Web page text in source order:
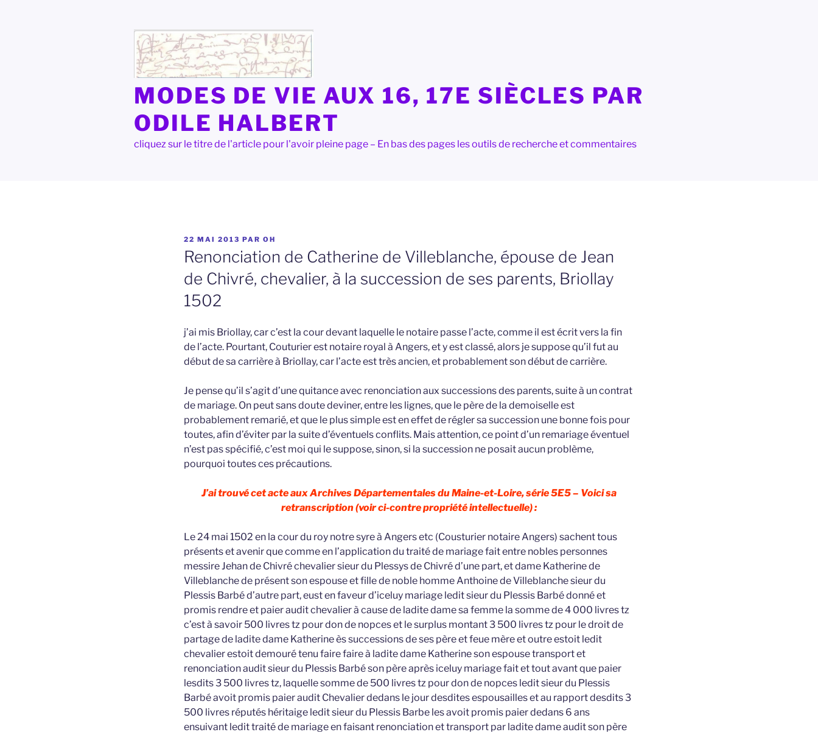
MODES DE VIE AUX 16, 17E SIÈCLES PAR
ODILE HALBERT
cliquez sur le titre de l'article pour l'avoir pleine page – En bas des pages les outils de recherche et commentaires
PUBLIÉ
LE
22 MAI 2013 PAR OH
Renonciation de Catherine de Villeblanche, épouse de Jean
de Chivré, chevalier, à la succession de ses parents, Briollay
1502
j’ai mis Briollay, car c’est la cour devant laquelle le notaire passe l’acte, comme il est écrit vers la fin
de l’acte. Pourtant, Couturier est notaire royal à Angers, et y est classé, alors je suppose qu’il fut au
début de sa carrière à Briollay, car l’acte est très ancien, et probablement son début de carrière.
Je pense qu’il s’agit d’une quitance avec renonciation aux successions des parents, suite à un contrat
de mariage. On peut sans doute deviner, entre les lignes, que le père de la demoiselle est
probablement remarié, et que le plus simple est en effet de régler sa succession une bonne fois pour
toutes, afin d’éviter par la suite d’éventuels conflits. Mais attention, ce point d’un remariage éventuel
n’est pas spécifié, c’est moi qui le suppose, sinon, si la succession ne posait aucun problème,
pourquoi toutes ces précautions.
J’ai trouvé cet acte aux Archives Départementales du Maine-et-Loire, série 5E5 – Voici sa
retranscription (voir ci-contre propriété intellectuelle) :
Le 24 mai 1502 en la cour du roy notre syre à Angers etc (Cousturier notaire Angers) sachent tous
présents et avenir que comme en l’application du traité de mariage fait entre nobles personnes
messire Jehan de Chivré chevalier sieur du Plessys de Chivré d’une part, et dame Katherine de
Villeblanche de présent son espouse et fille de noble homme Anthoine de Villeblanche sieur du
Plessis Barbé d’autre part, eust en faveur d’iceluy mariage ledit sieur du Plessis Barbé donné et
promis rendre et paier audit chevalier à cause de ladite dame sa femme la somme de 4 000 livres tz
c’est à savoir 500 livres tz pour don de nopces et le surplus montant 3 500 livres tz pour le droit de
partage de ladite dame Katherine ès successions de ses père et feue mère et outre estoit ledit
chevalier estoit demouré tenu faire faire à ladite dame Katherine son espouse transport et
renonciation audit sieur du Plessis Barbé son père après iceluy mariage fait et tout avant que paier
lesdits 3 500 livres tz, laquelle somme de 500 livres tz pour don de nopces ledit sieur du Plessis
Barbé avoit promis paier audit Chevalier dedans le jour desdites espousailles et au rapport desdits 3
500 livres réputés héritaige ledit sieur du Plessis Barbe les avoit promis paier dedans 6 ans
ensuivant ledit traité de mariage en faisant renonciation et transport par ladite dame audit son père